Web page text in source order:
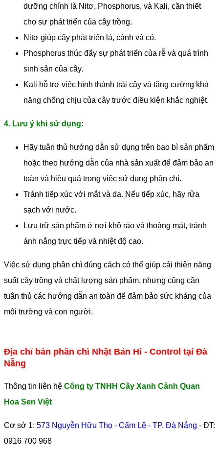
dưỡng chính là Nitơ, Phosphorus, và Kali, cần thiết
cho sự phát triển của cây trồng.
Nitơ giúp cây phát triển lá, cành và cỏ.
Phosphorus thúc đẩy sự phát triển của rễ và quá trình
sinh sản của cây.
Kali hỗ trợ việc hình thành trái cây và tăng cường khả
năng chống chịu của cây trước điều kiện khắc nghiệt.
4. Lưu ý khi sử dụng:
Hãy tuân thủ hướng dẫn sử dụng trên bao bì sản phẩm
hoặc theo hướng dẫn của nhà sản xuất để đảm bảo an
toàn và hiệu quả trong việc sử dụng phân chì.
Tránh tiếp xúc với mắt và da. Nếu tiếp xúc, hãy rửa
sạch với nước.
Lưu trữ sản phẩm ở nơi khô ráo và thoáng mát, tránh
ánh nắng trực tiếp và nhiệt độ cao.
Việc sử dụng phân chì đúng cách có thể giúp cải thiện năng
suất cây trồng và chất lượng sản phẩm, nhưng cũng cần
tuân thủ các hướng dẫn an toàn để đảm bảo sức kháng của
môi trường và con người.
Địa chỉ bán phân chì Nhật Bản Hi - Control tại Đà
Nẵng
Thông tin liên hệ Công ty TNHH Cây Xanh Cảnh Quan
Hoa Sen Việt
Cơ sở 1: 573 Nguyễn Hữu Thọ - Cẩm Lệ - TP. Đà Nẵng - ĐT:
0916 700 968